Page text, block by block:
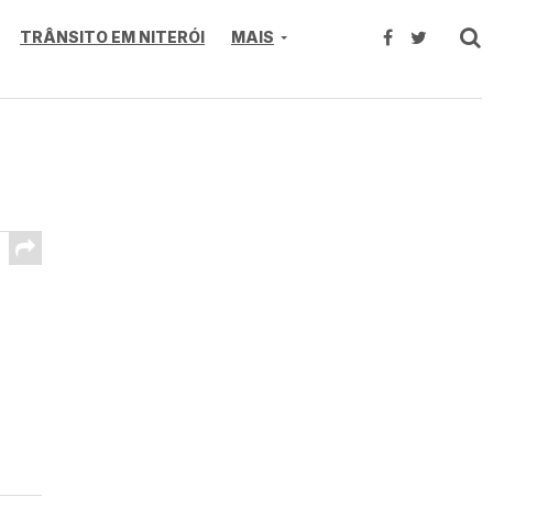
TRÂNSITO EM NITERÓI MAIS